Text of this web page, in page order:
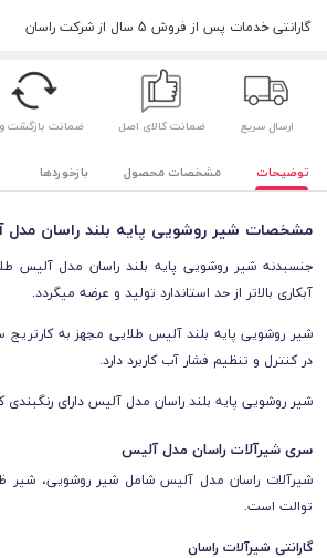
گارانتی خدمات پس از فروش 5 سال از شرکت راسان
ارسال سریع ضمانت کالای اصل ضمانت بازگشت
توضیحات مشخصات محصول بازخوردها
مشخصات شیر روشویی پایه بلند راسان مدل
جنسبدنه شیر روشویی پایه بلند راسان مدل آلیس
آبکاری بالاتر از حد استاندارد تولید و عرضه میگردد.
شیر روشویی پایه بلندآلیس طلایی مجهز به
در کنترل و تنظیم فشار آب کاربرد دارد.
شیر روشویی پایه بلند راسان مدل آلیس دارای
سری شیرآلات راسان مدل آلیس
شیرآلات راسان مدل آلیس شامل شیر روشویی، شیر
توالت است.
گارانتی شیرآلات راسان